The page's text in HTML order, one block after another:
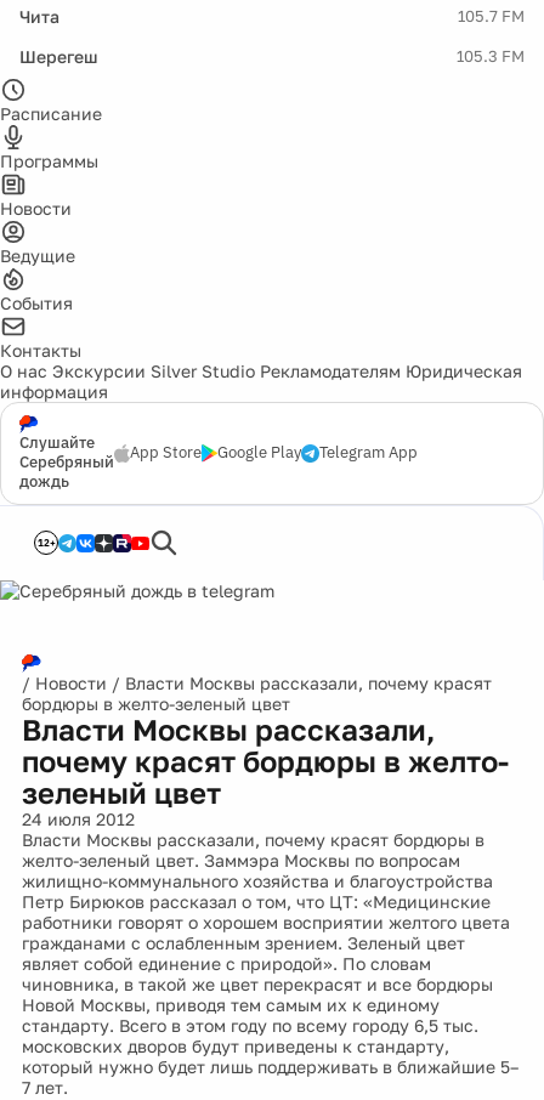
Чита 105.7 FM
Шерегеш 105.3 FM
Расписание
Программы
Новости
Ведущие
События
Контакты
О нас Экскурсии Silver Studio Рекламодателям Юридическая
информация
Слушайте
Серебряный
дождь
App Store Google Play Telegram App
12+
/ Новости / Власти Москвы рассказали, почему красят
бордюры в желто-зеленый цвет
Власти Москвы рассказали,
почему красят бордюры в желто-
зеленый цвет
24 июля 2012
Власти Москвы рассказали, почему красят бордюры в
желто-зеленый цвет. Заммэра Москвы по вопросам
жилищно-коммунального хозяйства и благоустройства
Петр Бирюков рассказал о том, что ЦТ: «Медицинские
работники говорят о хорошем восприятии желтого цвета
гражданами с ослабленным зрением. Зеленый цвет
являет собой единение с природой». По словам
чиновника, в такой же цвет перекрасят и все бордюры
Новой Москвы, приводя тем самым их к единому
стандарту. Всего в этом году по всему городу 6,5 тыс.
московских дворов будут приведены к стандарту,
который нужно будет лишь поддерживать в ближайшие 5–
7 лет.